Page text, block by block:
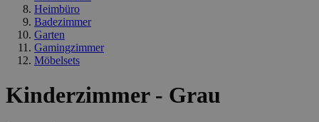
Heimbüro
Badezimmer
Garten
Gamingzimmer
Möbelsets
Kinderzimmer - Grau